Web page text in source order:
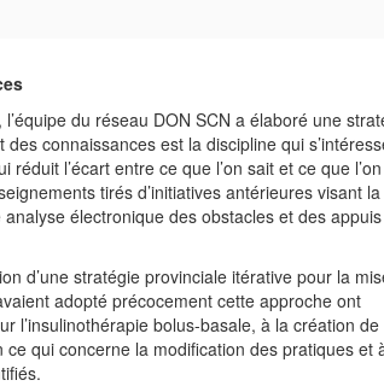
du réseau DON SCN a élaboré une
connaissances est la discipline qui
l’écart entre ce que l’on sait et ce que
tirés d’initiatives antérieures visant
électronique des obstacles et des
d’une stratégie provinciale itérative pour la
adopté précocement cette approche ont
l’insulinothérapie bolus-basale, à la création de
qui concerne la modification des pratiques et